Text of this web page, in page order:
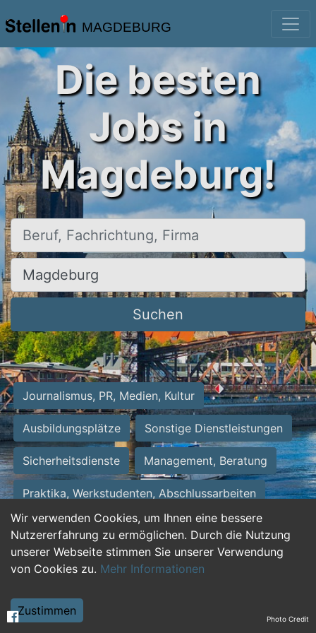
MAGDEBURG
Wir verwenden Cookies, um Ihnen eine bessere
Nutzererfahrung zu ermöglichen. Durch die Nutzung
unserer Webseite stimmen Sie unserer Verwendung
von Cookies zu. Mehr Informationen
Zustimmen
Die besten
Jobs in
Magdeburg!
Beruf, Fachrichtung, Firma
Ort, Stadt
Suchen
Journalismus, PR, Medien, Kultur
Ausbildungsplätze Sonstige Dienstleistungen
Sicherheitsdienste Management, Beratung
Praktika, Werkstudenten, Abschlussarbeiten
Personalwesen Assistenz, Sekretariat
Hilfskräfte, Aushilfs- und Nebenjobs
Weiterbildung, Studium, duale Ausbildung Photo Credit